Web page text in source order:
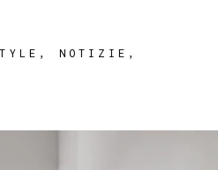
, NOTIZIE ,